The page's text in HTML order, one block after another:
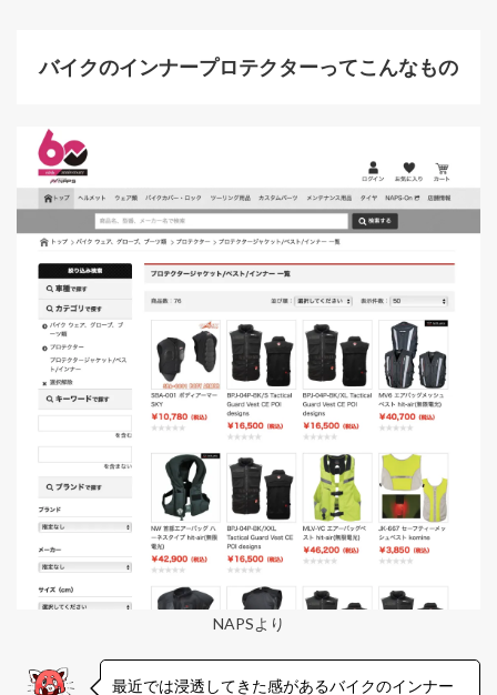
バイクのインナープロテクターってこんなもの
NAPSより
最近では浸透してきた感があるバイクのインナー